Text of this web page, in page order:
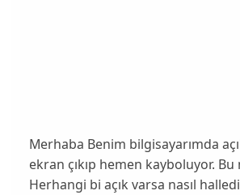
Merhaba Benim bilgisayarımda
ekran çıkıp hemen kayboluyor. Bu
Herhangi bi açık varsa nasıl